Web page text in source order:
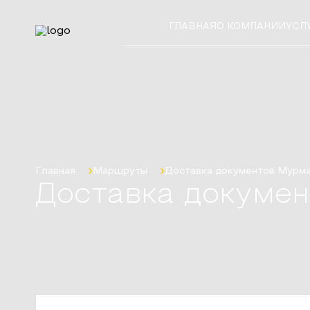
ГЛАВНАЯ О КОМПАНИИ
Главная Маршруты Доставка документов
Доставка